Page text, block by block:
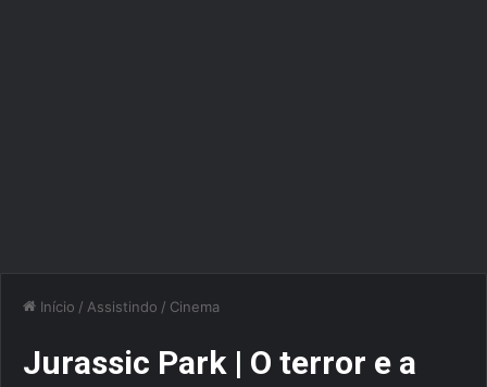
Início / Assistindo / Cinema
Jurassic Park | O terror e a